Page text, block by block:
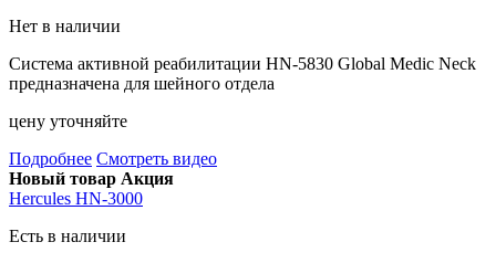
Нет в наличии
Система активной реабилитации HN-5830 Global Medic Neck
предназначена для шейного отдела
цену уточняйте
Подробнее Смотреть видео
Новый товар Акция
Hercules HN-3000
Есть в наличии